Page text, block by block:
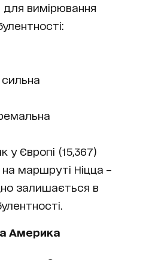
вимірювання
у Європі (15,367)
маршруті Ніцца –
залишається в
Америка